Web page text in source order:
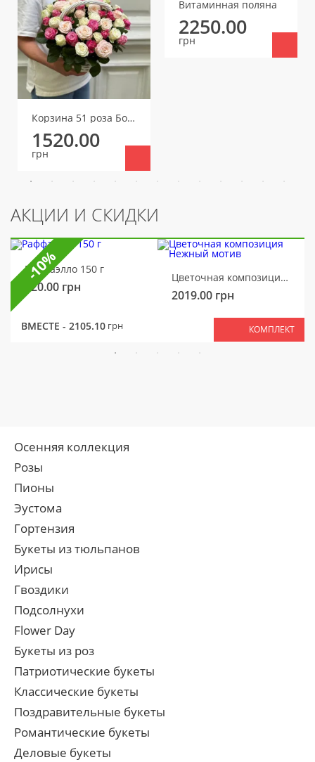
Корзина 51 роза Бомбастик микс (один бутон)
1520.00
грн
Витаминная поляна
2250.00
грн
АКЦИИ И СКИДКИ
Раффаэлло 150 г
320.00 грн
Цветочная композиция Нежный мотив
2019.00 грн
ВМЕСТЕ - 2105.10 грн КОМПЛЕКТ
-10%
Осенняя коллекция
Розы
Пионы
Эустома
Гортензия
Букеты из тюльпанов
Ирисы
Гвоздики
Подсолнухи
Flower Day
Букеты из роз
Патриотические букеты
Классические букеты
Поздравительные букеты
Романтические букеты
Деловые букеты